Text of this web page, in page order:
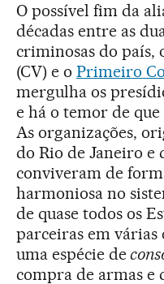
O possível fim da
décadas entre as
criminosas do país,
(CV) e o Primeiro
mergulha os
e há o temor de
As organizações,
do Rio de Janeiro e
conviveram de
harmoniosa no
de quase todos os
parceiras em
uma espécie de
compra de armas e